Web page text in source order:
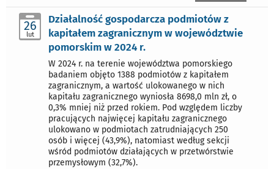
26
lut
Działalność gospodarcza podmiotów z
kapitałem zagranicznym w województwie
pomorskim w 2024 r.
W 2024 r. na terenie województwa pomorskiego
badaniem objęto 1388 podmiotów z kapitałem
zagranicznym, a wartość ulokowanego w nich
kapitału zagranicznego wyniosła 8698,0 mln zł, o
0,3% mniej niż przed rokiem. Pod względem liczby
pracujących najwięcej kapitału zagranicznego
ulokowano w podmiotach zatrudniających 250
osób i więcej (43,9%), natomiast według sekcji
wśród podmiotów działających w przetwórstwie
przemysłowym (32,7%).